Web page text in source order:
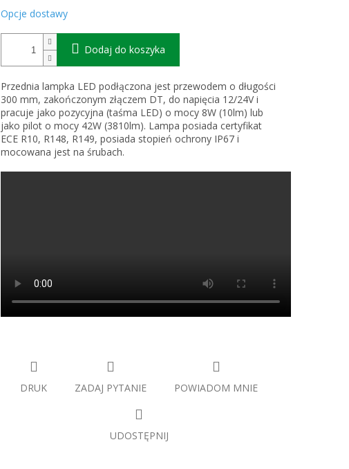
Opcje dostawy
Dodaj do koszyka
Przednia lampka LED podłączona jest przewodem o długości
300 mm, zakończonym złączem DT, do napięcia 12/24V i
pracuje jako pozycyjna (taśma LED) o mocy 8W (10lm) lub
jako pilot o mocy 42W (3810lm). Lampa posiada certyfikat
ECE R10, R148, R149, posiada stopień ochrony IP67 i
mocowana jest na śrubach.
DRUK ZADAJ PYTANIE POWIADOM MNIE
UDOSTĘPNIJ